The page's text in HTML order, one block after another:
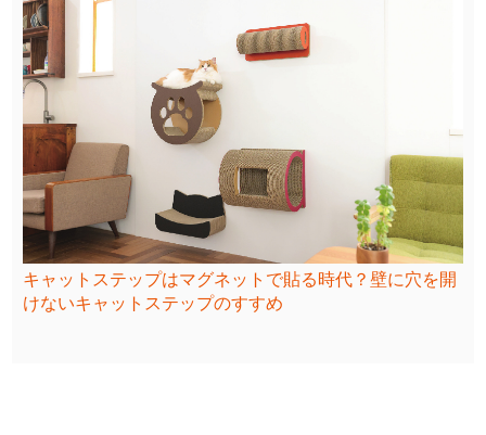
キャットステップはマグネットで貼る時代？壁に穴を開
けないキャットステップのすすめ